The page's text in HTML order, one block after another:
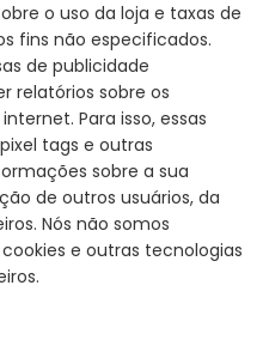
o uso da loja e taxas de
fins não especificados.
de publicidade
relatórios sobre os
Para isso, essas
tags e outras
sobre a sua
de outros usuários, da
Nós não somos
e outras tecnologias